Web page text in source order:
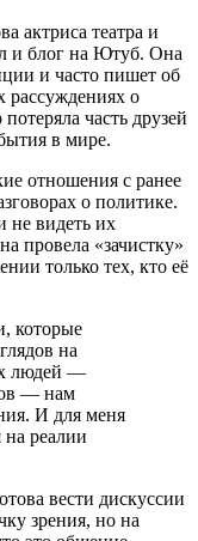
актриса театра и
и блог на Ютуб. Она
и часто пишет об
рассуждениях о
часть друзей
в мире.
отношения с ранее
о политике.
не видеть их
провела «зачистку»
только тех, кто её
которые
на
людей —
— нам
И для меня
реалии
вести дискуссии
зрения, но на